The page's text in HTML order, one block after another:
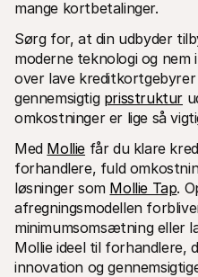
mange kortbetalinger.
Sørg for, at din udbyder
moderne teknologi og nem
over lave
gennemsigtig prisstruktur
omkostninger er lige så
Med Mollie får du klare
forhandlere, fuld
løsninger som Mollie Tap.
afregningsmodellen
minimumsomsætning eller
Mollie ideel til
innovation og